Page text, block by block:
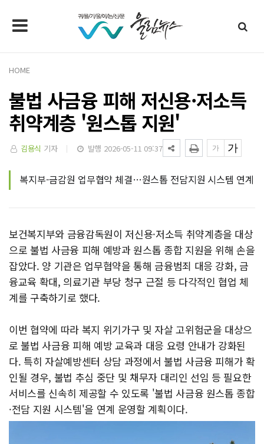
HOME
불법 사금융 피해 저신용·저소득
취약계층 '원스톱 지원'
김용식 기자 발행 2026-05-11 09:37
복지부-금감원 업무협약 체결…원스톱 전담지원 시스템 연계
보건복지부와 금융감독원이 저신용·저소득 취약계층을 대상
으로 불법 사금융 피해 예방과 원스톱 종합 지원을 위해 손을
잡았다. 양 기관은 업무협약을 통해 금융범죄 대응 강화, 금
융교육 확대, 의료기관 부당 청구 근절 등 다각적인 협업 체
계를 구축하기로 했다.
이번 협약에 따라 복지 위기가구 및 자살 고위험군을 대상으
로 불법 사금융 피해 예방 교육과 대응 요령 안내가 강화된
다. 특히 자살예방센터 상담 과정에서 불법 사금융 피해가 확
인될 경우, 불법 추심 중단 및 채무자 대리인 선임 등 필요한
서비스를 신속히 제공할 수 있도록 '불법 사금융 원스톱 종합
·전담 지원 시스템'을 연계 운영할 계획이다.